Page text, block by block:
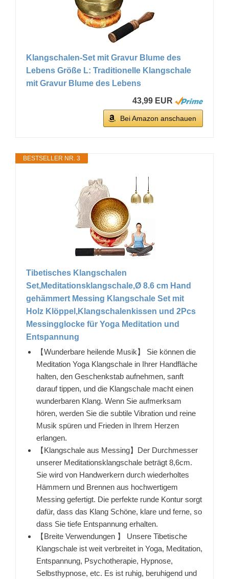
Klangschalen-Set mit Gravur Blume des
Lebens Größe L: Traditionelle Klangschale
mit Gravur Blume des Lebens
43,99 EUR
Bei Amazon anschauen
BESTSELLER NR. 3
Tibetisches Klangschalen
Set,Meditationsklangschale,Ø 8.6 cm Hand
gehämmert Messing Klangschale Set mit
Holz Klöppel,Klangschalenkissen und 2Pcs
Messingglocke für Yoga Meditation und
Entspannung
【Wunderbare heilende Musik】 Sie können die
Meditation Yoga Klangschale in Ihrer Handfläche
halten, den Geschenkstab aufnehmen, sanft
darauf tippen, und die Klangschale macht einen
wunderbaren Klang. Wenn Sie aufmerksam
hören, werden Sie die subtile Vibration und reine
Musik spüren und Frieden in Ihrem Herzen
erlangen.
【Klangschale aus Messing】Der Durchmesser
unserer Meditationsklangschale beträgt 8,6cm.
Sie wird von Handwerkern durch wiederholtes
Hämmern und Brennen aus hochwertigem
Messing gefertigt. Die perfekte runde Kontur sorgt
dafür, dass das Klang Schöne, klare und ferne, so
dass Sie tiefe Entspannung erhalten.
【Breite Verwendungen 】 Unsere Tibetische
Klangschale ist weit verbreitet in Yoga, Meditation,
Entspannung, Psychotherapie, Hypnose,
Selbsthypnose, etc. Es ist ruhig, beruhigend und